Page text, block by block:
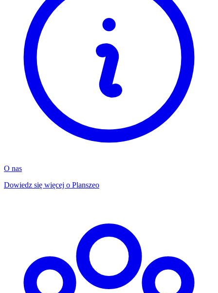
O nas
Dowiedz się więcej o Planszeo